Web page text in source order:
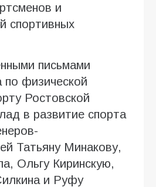
и
спортивных
письмами
по физической
Ростовской
в развитие спорта
Татьяну Минакову,
Ольгу Киринскую,
и Руфу